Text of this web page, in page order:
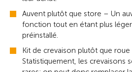
Auvent plutôt que store – Un
fonction tout en étant plus léger
préinstallé.
Kit de crevaison plutôt que
Statistiquement, les crevaisons